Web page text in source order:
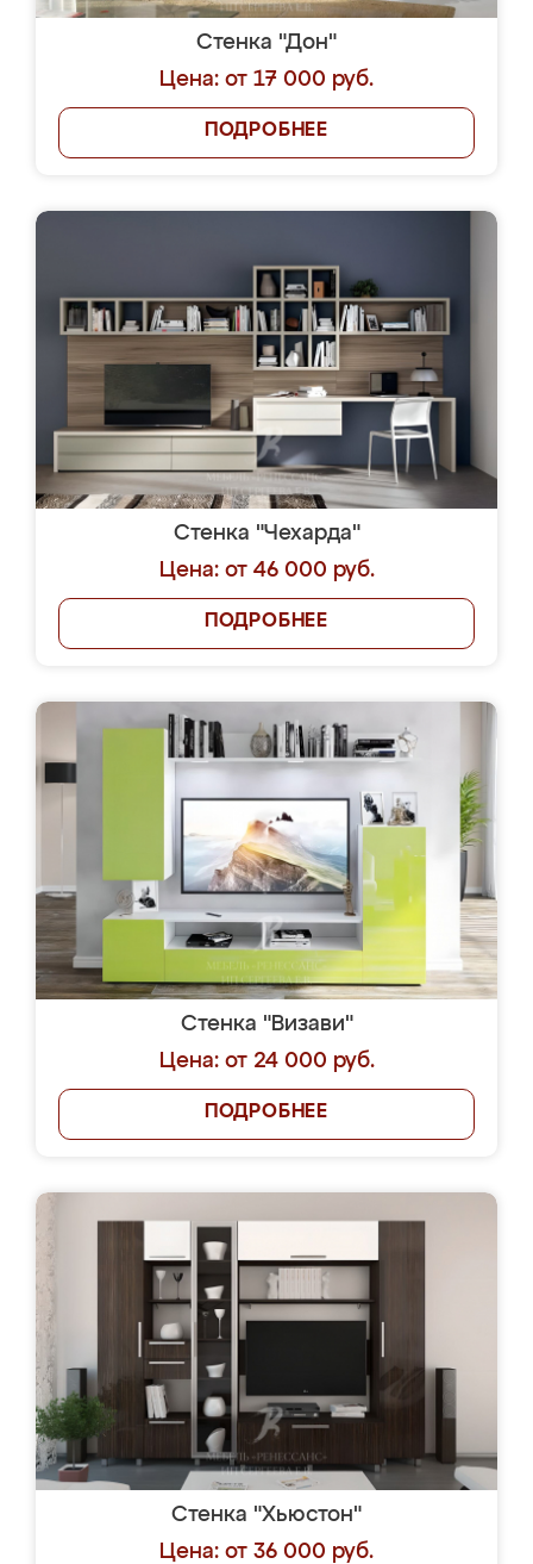
Стенка "Дон"
Цена: от 17 000 руб.
ПОДРОБНЕЕ
Стенка "Чехарда"
Цена: от 46 000 руб.
ПОДРОБНЕЕ
Стенка "Визави"
Цена: от 24 000 руб.
ПОДРОБНЕЕ
Стенка "Хьюстон"
Цена: от 36 000 руб.